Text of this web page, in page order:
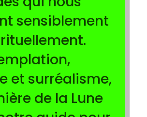
sensiblement
et surréalisme,
de la Lune
métrages